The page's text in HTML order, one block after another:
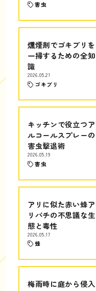
害虫
燻煙剤でゴキブリを
一掃するための全知
識
2026.05.21
ゴキブリ
キッチンで役立つア
ルコールスプレーの
害虫撃退術
2026.05.19
害虫
アリに似た赤い蜂ア
リバチの不思議な生
態と毒性
2026.05.17
蜂
梅雨時に庭から侵入